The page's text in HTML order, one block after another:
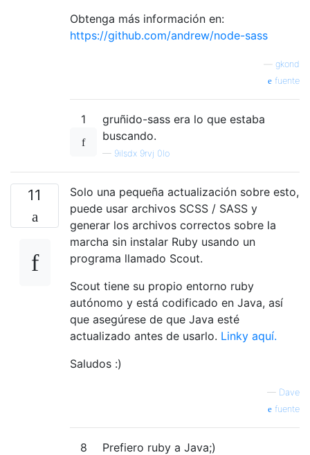
Obtenga más información en:
https://github.com/andrew/node-sass
gkond
fuente
1
gruñido-sass era lo que estaba
buscando.
— 9ilsdx 9rvj 0lo
11
Solo una pequeña actualización sobre esto,
puede usar archivos SCSS / SASS y
generar los archivos correctos sobre la
marcha sin instalar Ruby usando un
programa llamado Scout.
Scout tiene su propio entorno ruby ​​
autónomo y está codificado en Java, así
que asegúrese de que Java esté
actualizado antes de usarlo. Linky aquí.
Saludos :)
— Dave
fuente
8 Prefiero ruby ​​a Java;)